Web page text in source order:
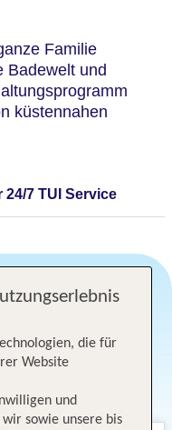
Familie
Badewelt und
küstennahen
7 TUI Service
die für
Website
und
sowie unsere bis